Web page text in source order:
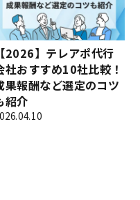
【2026】テレアポ代行
社おすすめ10社比較！
果報酬など選定のコツ
紹介